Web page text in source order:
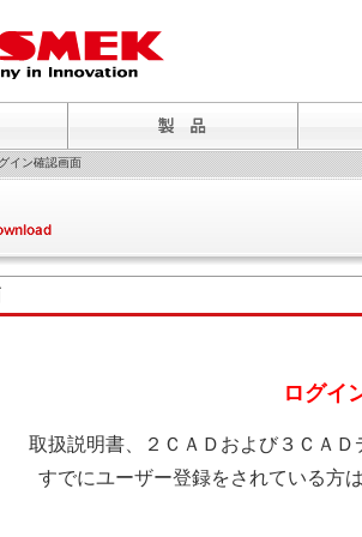
イン確認画面
ログイ
取扱説明書、２ＣＡＤおよび３ＣＡ
すでにユーザー登録をされている方